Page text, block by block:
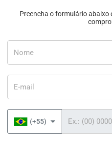
Preencha o formulário abaixo
(+55)